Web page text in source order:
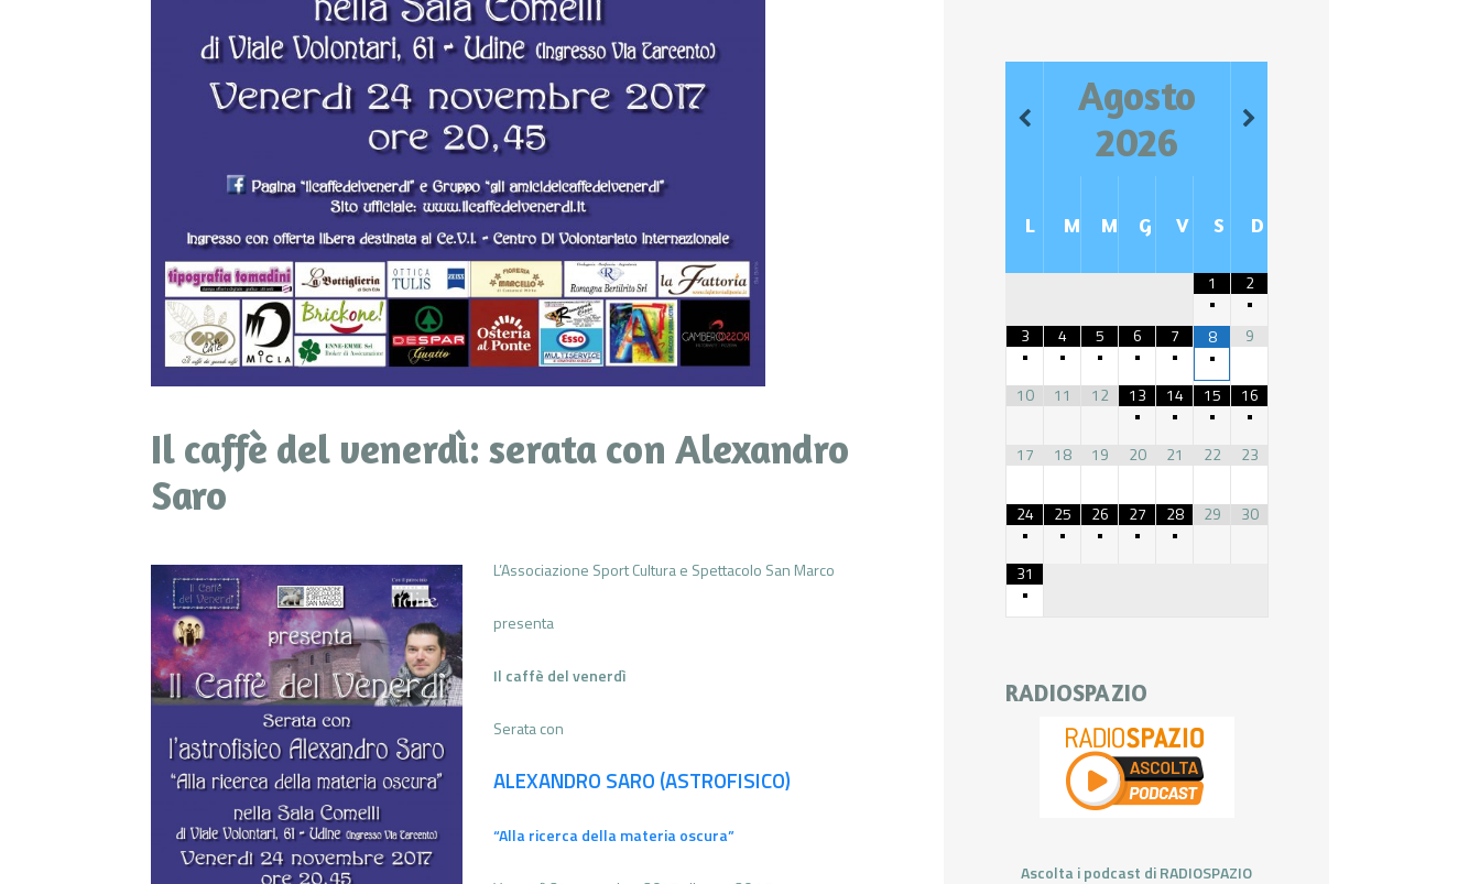
Il caffè del venerdì: serata con Alexandro
Saro
L’Associazione Sport Cultura e Spettacolo San Marco
presenta
Il caffè del venerdì
Serata con
ALEXANDRO SARO (ASTROFISICO)
“Alla ricerca della materia oscura”
Agosto
2026
L M M G V S D
1
•
2
•
3
•
4
•
5
•
6
•
7
•
8
•
9
10 11 12
13
•
14
•
15
•
16
•
17
18 19 20 21 22 23
24
•
25
•
26
•
27
•
28
•
29 30
31
•
RADIOSPAZIO
Ascolta i podcast di RADIOSPAZIO